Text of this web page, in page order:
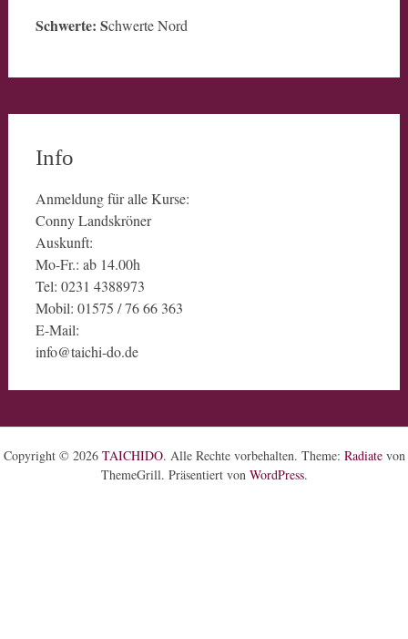
Schwerte: Schwerte Nord
Info
Anmeldung für alle Kurse:
Conny Landskröner
Auskunft:
Mo-Fr.: ab 14.00h
Tel: 0231 4388973
Mobil: 01575 / 76 66 363
E-Mail:
info@taichi-do.de
Copyright © 2026 TAICHIDO. Alle Rechte vorbehalten. Theme: Radiatevon
ThemeGrill. Präsentiert von WordPress.